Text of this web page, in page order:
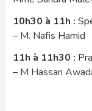
10h30 à 11h :
– M. Nafis Hamid
11h à 11h30 :
– M Hassan